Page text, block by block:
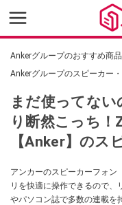
Ankerグループのおすすめ商品
Ankerグループのスピーカー
まだ使ってな
り断然こっち！
【Anker】のス
アンカーのスピーカーフォン
リを快適に操作できるので、
やパソコン誌で多数の連載を